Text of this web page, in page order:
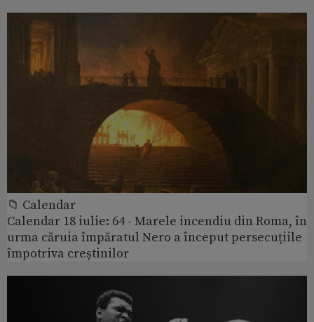
📁 Calendar
Calendar 18 iulie: 64 - Marele incendiu din Roma, în
urma căruia împăratul Nero a început persecuțiile
împotriva creștinilor